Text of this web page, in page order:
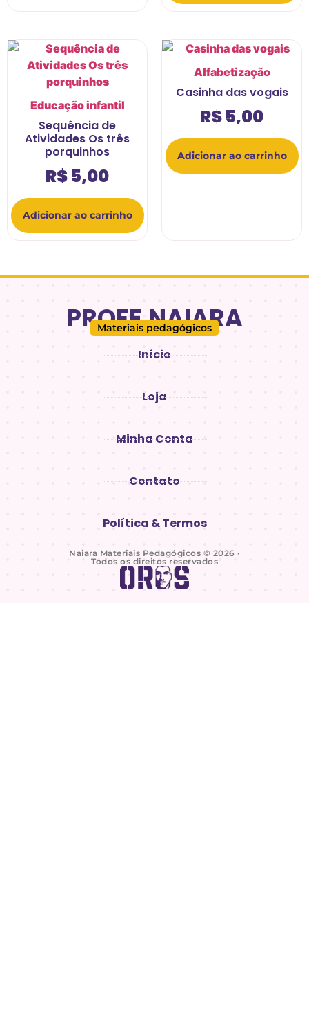
Educação infantil
Sequência de
Atividades Os três
porquinhos
R$5,00
Adicionar ao carrinho
Alfabetização
Casinha das vogais
R$5,00
Adicionar ao carrinho
PROFE.NAIARA
Materiais pedagógicos
Início
Loja
Minha Conta
Contato
Política & Termos
Naiara Materiais Pedagógicos © 2026 ·
Todos os direitos reservados